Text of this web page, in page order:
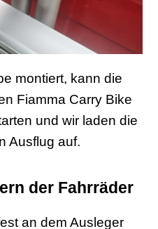
montiert, kann die
Fiamma Carry Bike
und wir laden die
Ausflug auf.
der Fahrräder
an dem Ausleger